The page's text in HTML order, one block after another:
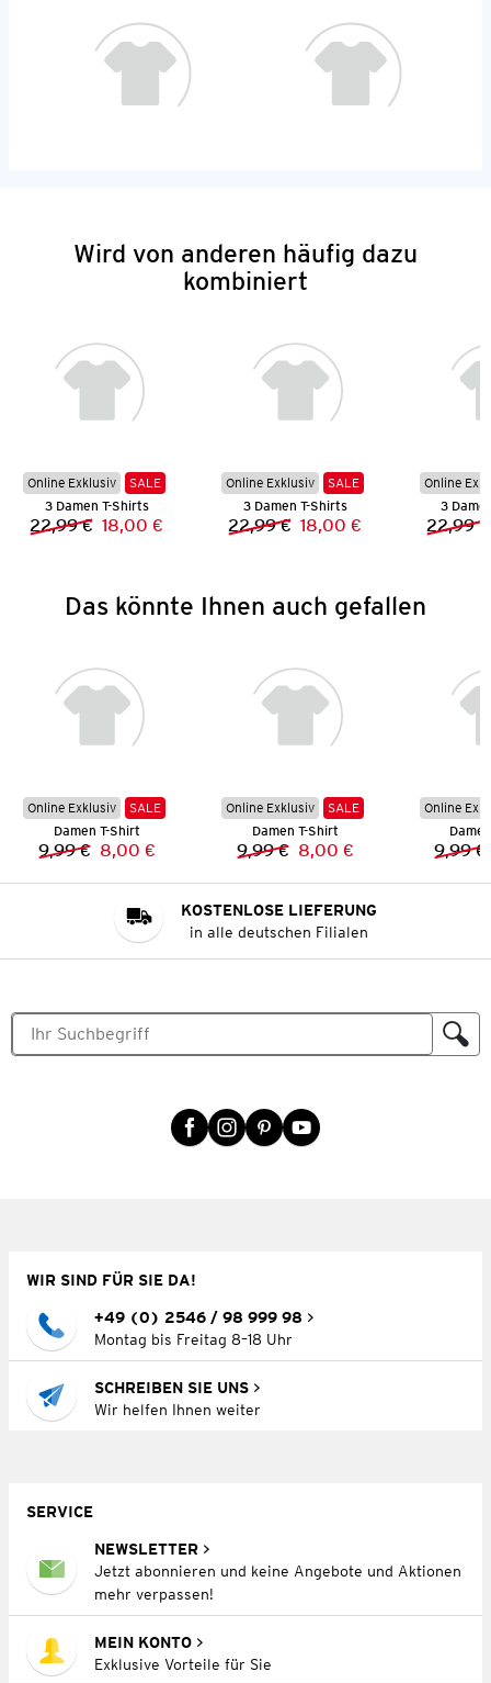
Wird von anderen häufig dazu
kombiniert
Online Exklusiv
SALE
3 Damen T-Shirts
Vorheriger Preis:
22,99 € Neuer Preis:
18,00 €
Online Exklusiv
SALE
3 Damen T-Shirts
Vorheriger Preis:
22,99 € Neuer Preis:
18,00 €
Online
3
22,99 €
Das könnte Ihnen auch gefallen
Online Exklusiv
SALE
Damen T-Shirt
Vorheriger Preis:
9,99 € Neuer Preis:
8,00 €
Online Exklusiv
SALE
Damen T-Shirt
Vorheriger Preis:
9,99 € Neuer Preis:
8,00 €
Online
9,99 €
KOSTENLOSE LIEFERUNG
in alle deutschen Filialen
WIR SIND FÜR SIE DA!
+49 (0) 2546 / 98 999 98
Montag bis Freitag 8–18 Uhr
SCHREIBEN SIE UNS
Wir helfen Ihnen weiter
SERVICE
NEWSLETTER
Jetzt abonnieren und keine Angebote und Aktionen
mehr verpassen!
MEIN KONTO
Exklusive Vorteile für Sie